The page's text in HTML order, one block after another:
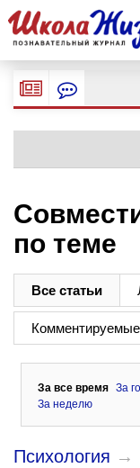
по теме
Все статьи
Комментируемые
За все время За
За неделю
Психология →